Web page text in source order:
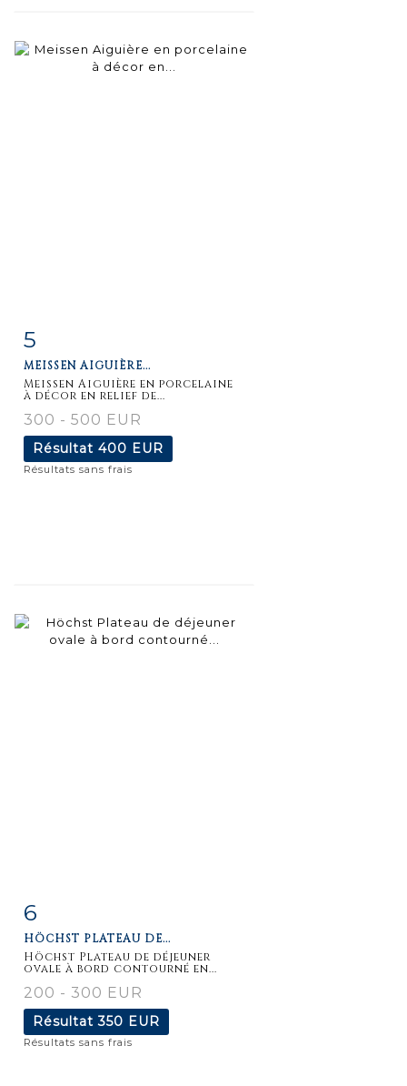
détaillée
5
MEISSEN AIGUIÈRE...
Meissen Aiguière en porcelaine
à décor en relief de...
300 - 500 EUR
Résultat 400 EUR
Résultats sans frais
6
HÖCHST PLATEAU DE...
Höchst Plateau de déjeuner
ovale à bord contourné en...
200 - 300 EUR
Résultat350 EUR
Résultats sans frais